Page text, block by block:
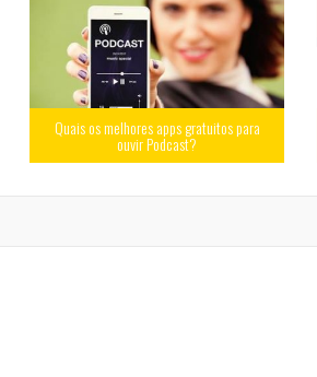
Quais os melhores apps gratuitos para
ouvir Podcast?